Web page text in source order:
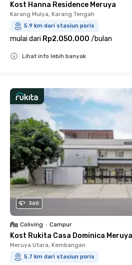
Kost Hanna Residence Meruya
Karang Mulya, Karang Tengah
5.9 km dari stasiun poris
mulai dari Rp2.050.000 /bulan
Lihat info lebih banyak
360
Coliving • Campur
Kost Rukita Casa Dominica Meruya
Meruya Utara, Kembangan
5.7 km dari stasiun poris